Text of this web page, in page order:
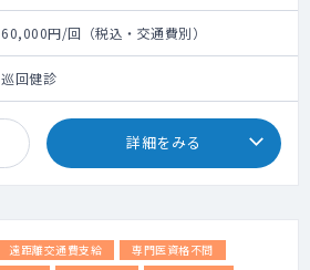
60,000円/回（税込・交通費別）
巡回健診
詳細をみる
遠距離交通費支給
専門医資格不問